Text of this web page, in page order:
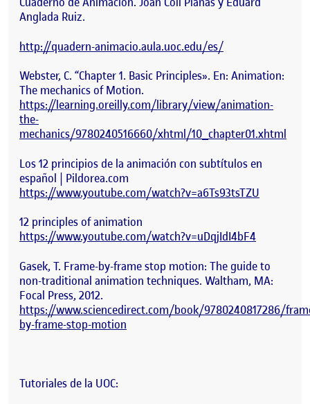
Anglada Ruiz.
http://quadern-animacio.aula.uoc.edu/es/
Webster, C. “Chapter 1. Basic Principles». En: Animation:
The mechanics of Motion.
https://learning.oreilly.com/library/view/animation-
the-
mechanics/9780240516660/xhtml/10_chapter01.xhtml
Los 12 principios de la animación con subtítulos en
español | Pildorea.com
https://www.youtube.com/watch?v=a6Ts93tsTZU
12 principles of animation
https://www.youtube.com/watch?v=uDqjIdI4bF4
Gasek, T. Frame-by-frame stop motion: The guide to
non-traditional animation techniques. Waltham, MA:
Focal Press, 2012.
https://www.sciencedirect.com/book/9780240817286/
by-frame-stop-motion
Tutoriales de la UOC: